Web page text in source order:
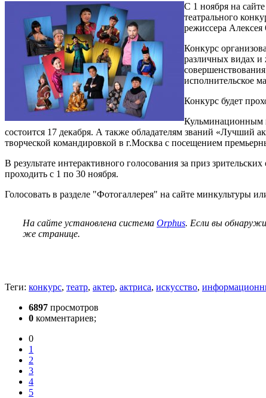
С 1 ноября на
театрального
режиссера
Конкурс
различных видах и
исполнительское
Конкурс будет
Кульминационным
состоится 17 декабря. А также обладателям званий «Лучший
творческой командировкой в г.Москва с посещением
В результате интерактивного голосования за приз
проходить с 1 по 30 ноября.
Голосовать в разделе "Фотогаллерея" на сайте минкультуры
На сайте установлена система Orphus. Если вы
же странице.
Теги: конкурс, театр, актер, актриса, искусство,
6897 просмотров
0 комментариев;
0
1
2
3
4
5